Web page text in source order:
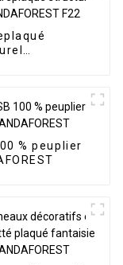
% peuplier